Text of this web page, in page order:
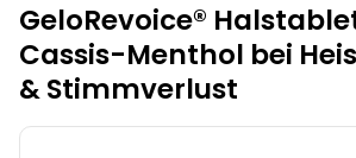
GeloRevoice®
Cassis-Menthol bei
& Stimmverlust